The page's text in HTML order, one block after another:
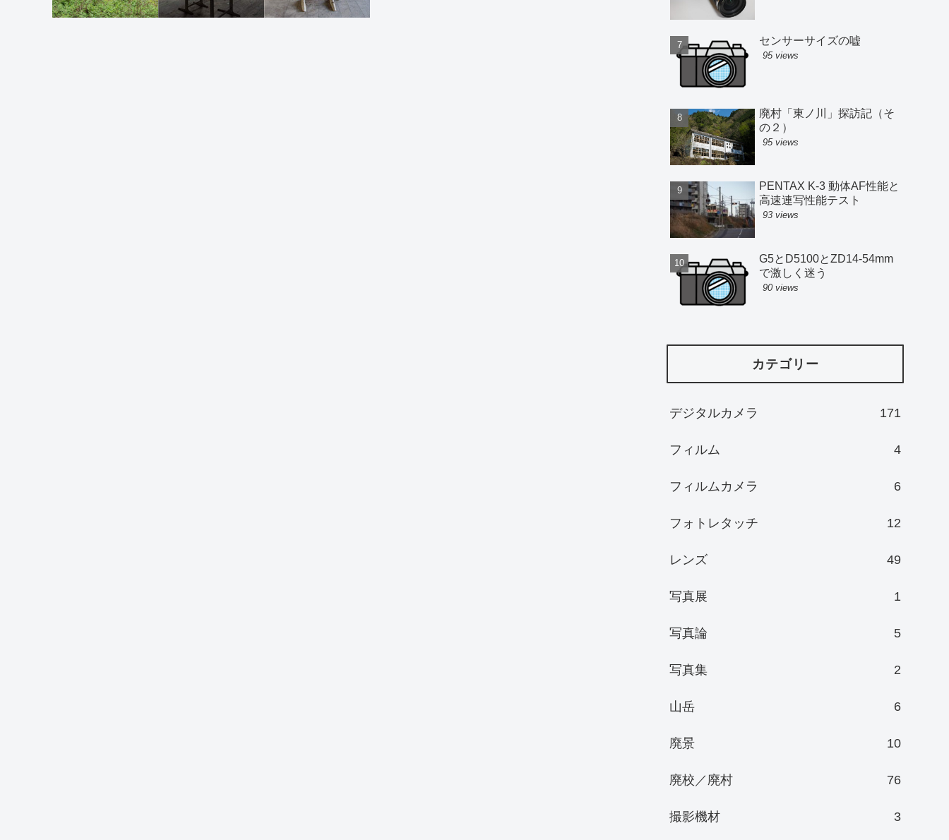
センサーサイズの嘘
95 views
廃村「東ノ川」探訪記（そ
の２）
95 views
PENTAX K-3 動体AF性能と
高速連写性能テスト
93 views
G5とD5100とZD14-54mm
で激しく迷う
90 views
カテゴリー
デジタルカメラ 171
フィルム 4
フィルムカメラ 6
フォトレタッチ 12
レンズ 49
写真展 1
写真論 5
写真集 2
山岳 6
廃景 10
廃校／廃村 76
撮影機材 3